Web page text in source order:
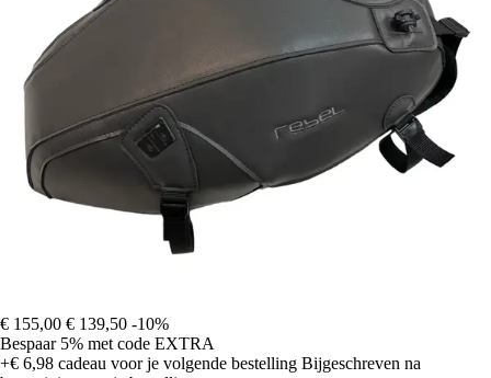
€ 155,00 € 139,50 -10%
Bespaar 5% met code EXTRA
+€ 6,98 cadeau voor je volgende bestelling Bijgeschreven na